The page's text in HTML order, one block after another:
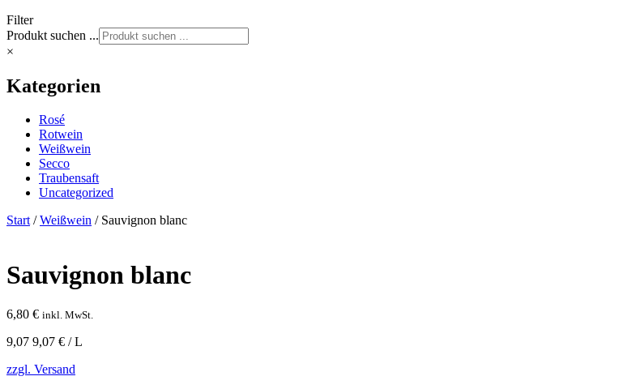
Filter
Produkt suchen ...
×
Kategorien
Rosé
Rotwein
Weißwein
Secco
Traubensaft
Uncategorized
Start/Weißwein / Sauvignon blanc
Sauvignon blanc
6,80 € inkl. MwSt.
9,07 9,07 € / L
zzgl. Versand